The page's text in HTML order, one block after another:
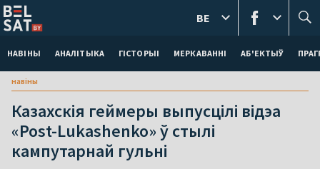
НАВІНЫ АНАЛІТЫКА ГІСТОРЫІ МЕРКАВАННI АБ'ЕКТЫЎ
BE
навіны
Казахскія геймеры выпусцілі відэа
«Post-Lukashenko» ў стылі
кампутарнай гульні